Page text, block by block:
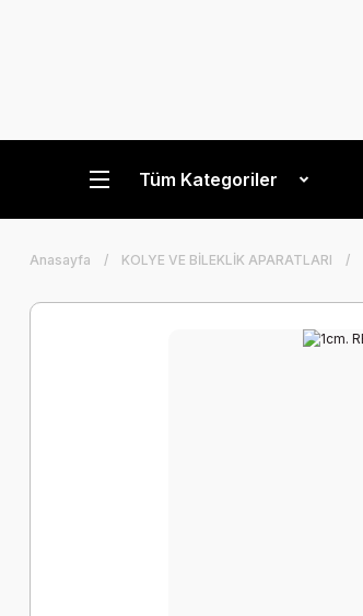
Tüm Kategoriler
Anasayfa KOLYE VE BİLEKLİK APARATLARI